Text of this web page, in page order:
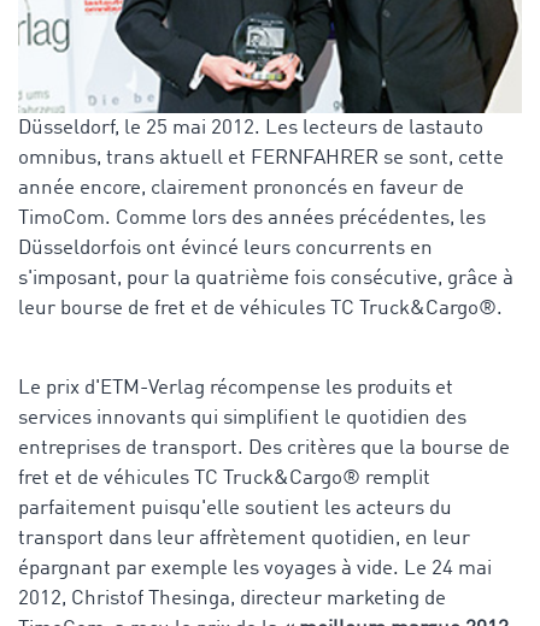
Düsseldorf, le 25 mai 2012. Les lecteurs de lastauto
omnibus, trans aktuell et FERNFAHRER se sont, cette
année encore, clairement prononcés en faveur de
TimoCom. Comme lors des années précédentes, les
Düsseldorfois ont évincé leurs concurrents en
s'imposant, pour la quatrième fois consécutive, grâce à
leur bourse de fret et de véhicules TC Truck&Cargo®.
Le prix d'ETM-Verlag récompense les produits et
services innovants qui simplifient le quotidien des
entreprises de transport. Des critères que la bourse de
fret et de véhicules TC Truck&Cargo® remplit
parfaitement puisqu'elle soutient les acteurs du
transport dans leur affrètement quotidien, en leur
épargnant par exemple les voyages à vide. Le 24 mai
2012, Christof Thesinga, directeur marketing de